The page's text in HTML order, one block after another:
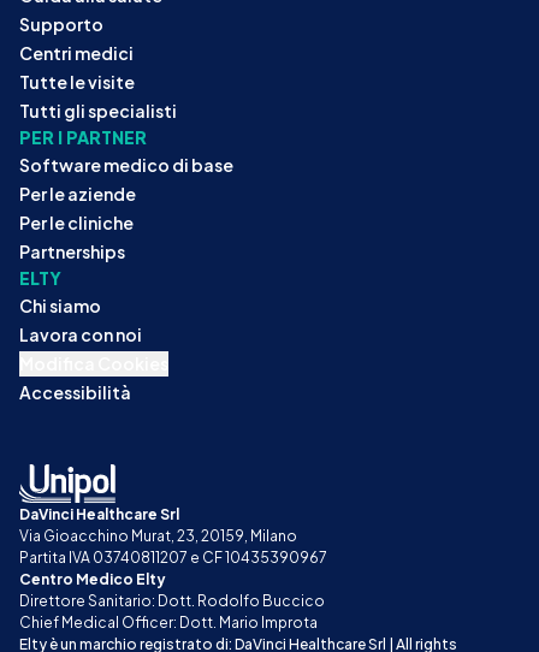
Supporto
Centri medici
Tutte le visite
Tutti gli specialisti
PER I PARTNER
Software medico di base
Per le aziende
Per le cliniche
Partnerships
ELTY
Chi siamo
Lavora con noi
Accessibilità
DaVinci Healthcare Srl
Via Gioacchino Murat, 23, 20159, Milano
Partita IVA 03740811207 e CF 10435390967
Centro Medico Elty
Direttore Sanitario: Dott. Rodolfo Buccico
Chief Medical Officer: Dott. Mario Improta
Elty è un marchio registrato di: DaVinci Healthcare Srl | All rights